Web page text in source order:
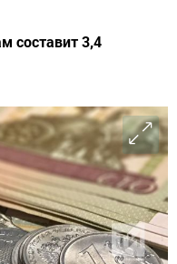
составит 3,4